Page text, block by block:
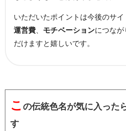
いただいたポイントは今後のサ
運営費
モチベーションにつな
だけますと嬉しいです。
こ の伝統色名が気に入った
す